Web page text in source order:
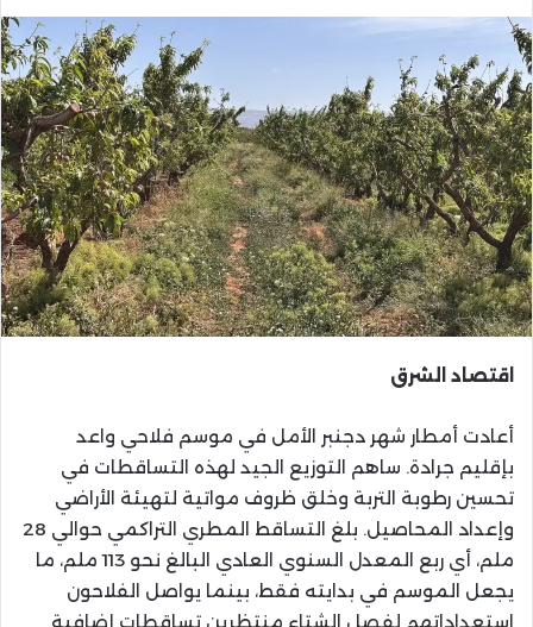
اقتصاد الشرق
أعادت أمطار شهر دجنبر الأمل في موسم فلاحي واعد
بإقليم جرادة. ساهم التوزيع الجيد لهذه التساقطات في
تحسين رطوبة التربة وخلق ظروف مواتية لتهيئة الأراضي
وإعداد المحاصيل. بلغ التساقط المطري التراكمي حوالي 28
ملم، أي ربع المعدل السنوي العادي البالغ نحو 113 ملم، ما
يجعل الموسم في بدايته فقط، بينما يواصل الفلاحون
استعداداتهم لفصل الشتاء منتظرين تساقطات إضافية